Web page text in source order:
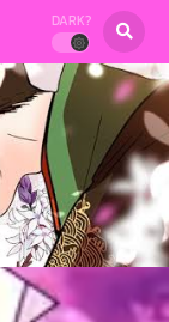
DARK?